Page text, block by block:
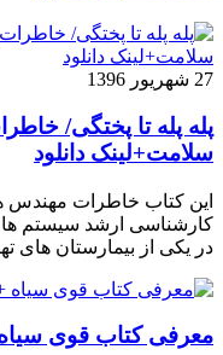
27 شهریور 1396
پله پله تا پختگی/
سلامت+لینک دانلود
این کتاب خاطرات مهندس
کارشناسی ارشد سیستم
در یکی از بیمارستان های
معرفی کتاب قوی سیاه